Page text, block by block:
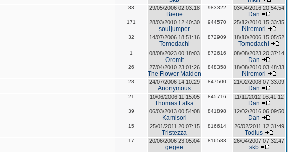
83 29/05/2006 02:03:18
Biene
983322 03/04/2016 20:54:54
Dan
171 28/03/2010 12:40:30
souljumper
944570 25/12/2010 15:33:35
Niremori
32 14/07/2006 18:51:16
Tomodachi
872909 18/10/2006 15:05:52
Tomodachi
1 08/08/2023 00:18:03
Oromit
872616 08/08/2023 20:37:14
Dan
26 27/04/2010 23:01:26
The Flower Maiden
848358 18/08/2010 03:48:33
Niremori
28 24/07/2006 14:10:29
Anonymous
847500 21/02/2008 07:33:09
Dan
21 10/06/2006 11:15:05
Thomas Latka
845716 11/11/2012 16:41:12
Dan
39 06/03/2013 00:54:08
Kamisori
841898 12/02/2016 06:09:50
Dan
15 25/01/2011 20:07:15
Tristezza
816614 26/02/2011 12:31:49
Todius
17 20/06/2006 23:05:04
gegee
816583 26/04/2007 07:32:47
skb